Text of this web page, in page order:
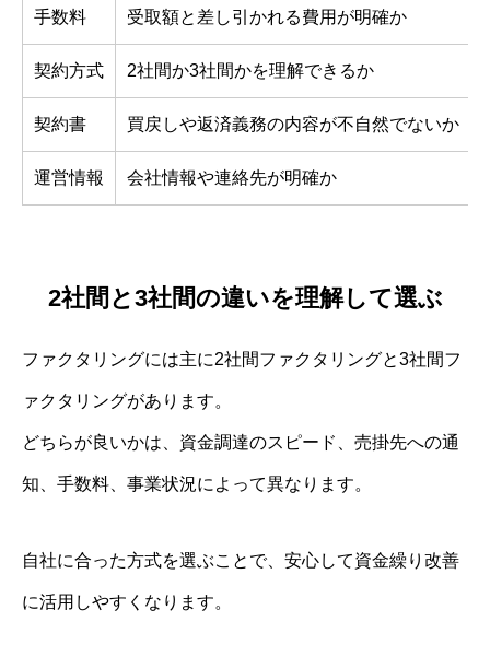
手数料 受取額と差し引かれる費用が明確か
契約方式 2社間か3社間かを理解できるか
契約書 買戻しや返済義務の内容が不自然でないか
運営情報 会社情報や連絡先が明確か
2社間と3社間の違いを理解して選ぶ
ファクタリングには主に2社間ファクタリングと3社間フ
ァクタリングがあります。
どちらが良いかは、資金調達のスピード、売掛先への通
知、手数料、事業状況によって異なります。
自社に合った方式を選ぶことで、安心して資金繰り改善
に活用しやすくなります。